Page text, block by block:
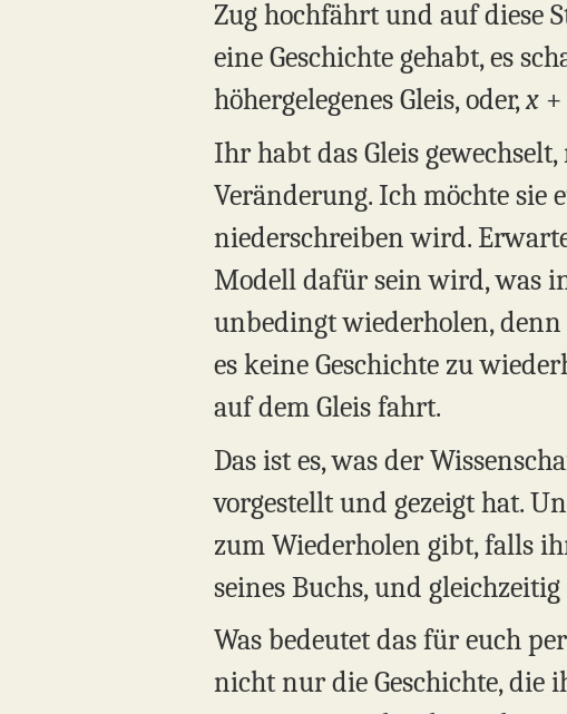
Zug hochfährt und auf diese
eine Geschichte gehabt, es
höhergelegenes Gleis, oder, x
Ihr habt das Gleis
Veränderung. Ich möchte sie
niederschreiben wird.
Modell dafür sein wird, was
unbedingt wiederholen,
es keine Geschichte zu
auf dem Gleis fahrt.
Das ist es, was der
vorgestellt und gezeigt hat.
zum Wiederholen gibt, falls
seines Buchs, und
Was bedeutet das für euch
nicht nur die Geschichte, die